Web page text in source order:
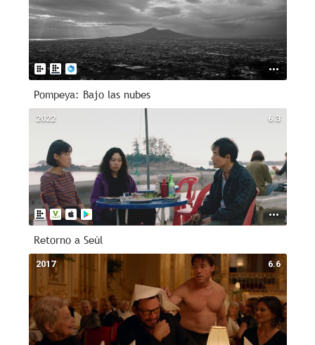
Pompeya: Bajo las nubes
6.3
2022
Retorno a Seúl
6.6
2017